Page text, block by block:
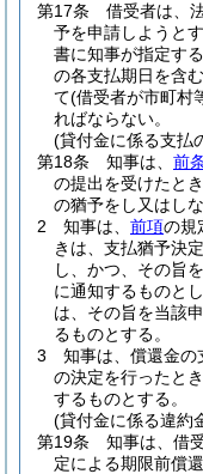
第17条
借受者は、
予を申請しようと
書に知事が指定す
の各支払期日を含
て(借受者が市町村
ればならない。
(貸付金に係る支払
第18条
知事は、 前
の提出を受けたと
の猶予をし又はし
2
知事は、 前項の規
きは、支払猶予決
し、かつ、その旨
に通知するものと
は、その旨を当該
るものとする。
3
知事は、償還金の
の決定を行ったと
するものとする。
(貸付金に係る違約
第19条
知事は、借
定による期限前償